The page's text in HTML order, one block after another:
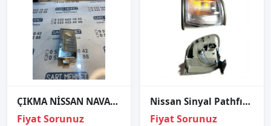
ÇIKMA NİSSAN NAVARA SİNYAL LAMBASI SAĞ
Fiyat Sorunuz
Nissan Sinyal Pathfınder 96-98 Sol
Fiyat Sorunuz